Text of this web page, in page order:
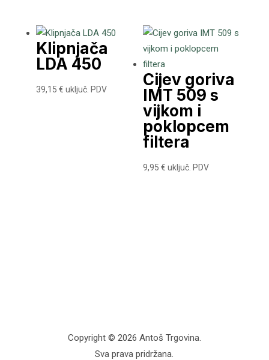
Klipnjača
LDA 450
39,15 € uključ. PDV
Cijev goriva
IMT 509 s
vijkom i
poklopcem
filtera
9,95€ uključ. PDV
Copyright © 2026 Antoš Trgovina.
Sva prava pridržana.